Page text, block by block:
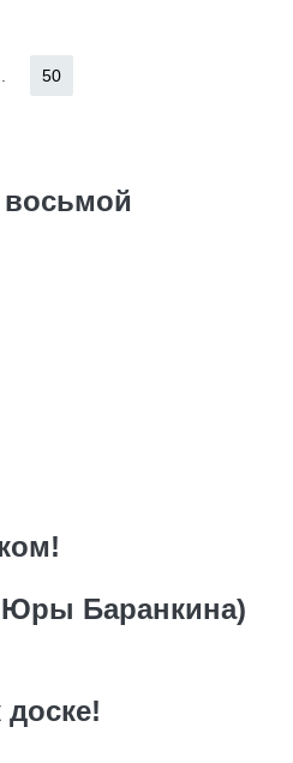
50
Юры Баранкина)